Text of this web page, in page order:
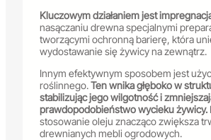
Kluczowym działaniem jest
nasączaniu drewna specjalnymi
tworzącymi ochronną barierę, która
wydostawanie się żywicy na zewnątrz.
Innym efektywnym sposobem jest
roślinnego.Ten wnika głęboko w
stabilizując jego wilgotność i
prawdopodobieństwo wycieku żywicy.
stosowanie oleju znacząco zwiększa
drewnianych mebli ogrodowych.